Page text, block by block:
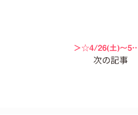
＞☆4/26(土)〜